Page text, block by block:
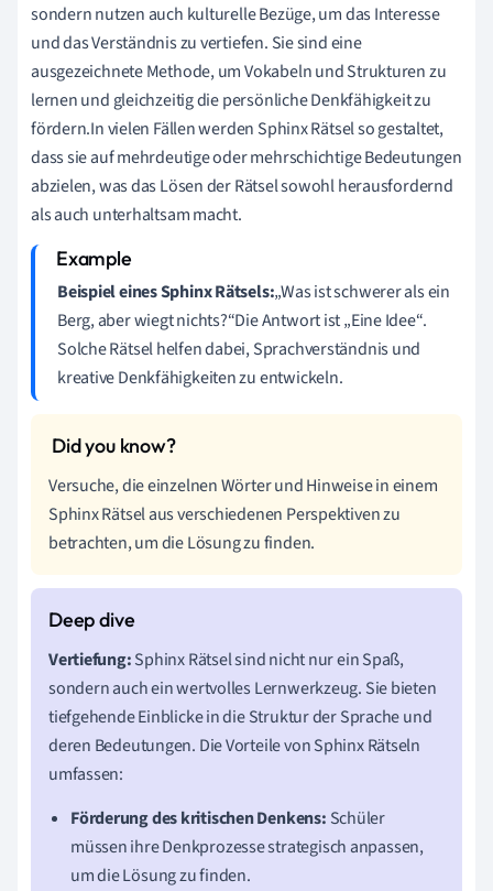
sondern nutzen auch kulturelle Bezüge, um das Interesse
und das Verständnis zu vertiefen. Sie sind eine
ausgezeichnete Methode, um Vokabeln und Strukturen zu
lernen und gleichzeitig die persönliche Denkfähigkeit zu
fördern.In vielen Fällen werden Sphinx Rätsel so gestaltet,
dass sie auf mehrdeutige oder mehrschichtige Bedeutungen
abzielen, was das Lösen der Rätsel sowohl herausfordernd
als auch unterhaltsam macht.
Beispiel eines Sphinx Rätsels:„Was ist schwerer als ein
Berg, aber wiegt nichts?“Die Antwort ist „Eine Idee“.
Solche Rätsel helfen dabei, Sprachverständnis und
kreative Denkfähigkeiten zu entwickeln.
Versuche, die einzelnen Wörter und Hinweise in einem
Sphinx Rätsel aus verschiedenen Perspektiven zu
betrachten, um die Lösung zu finden.
Vertiefung:Sphinx Rätsel sind nicht nur ein Spaß,
sondern auch ein wertvolles Lernwerkzeug. Sie bieten
tiefgehende Einblicke in die Struktur der Sprache und
deren Bedeutungen. Die Vorteile von Sphinx Rätseln
umfassen:
Förderung des kritischen Denkens: Schüler
müssen ihre Denkprozesse strategisch anpassen,
um die Lösung zu finden.